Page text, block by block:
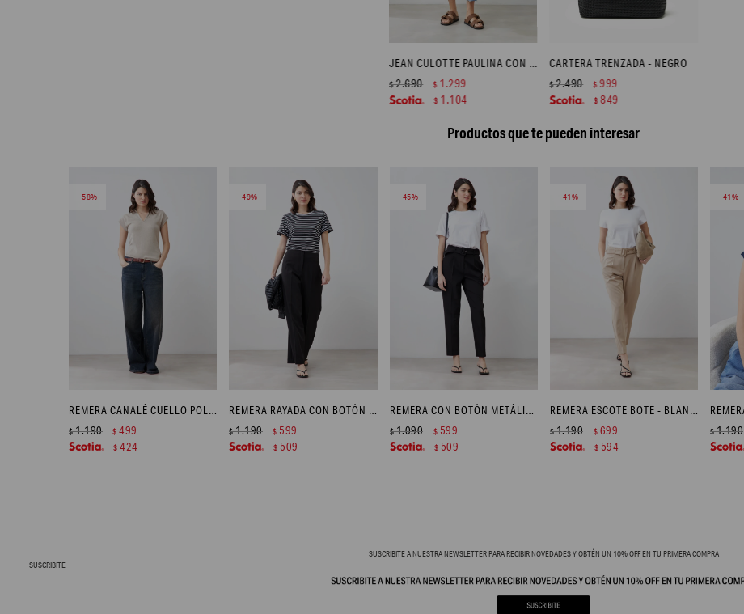
JEAN CULOTTE PAULINA CON BOTONES METÁLICOS - JEAN MEDIO
$2.690 $ 1.299
$ 1.104
CARTERA TRENZADA - NEGRO
$2.490 $999
$849
Productos que te pueden interesar
58
REMERA CANALÉ CUELLO POLO - BEIGE MELANGE
$1.190 $ 499
$ 424
49
REMERA RAYADA CON BOTÓN METÁLICO - NEGRO
$1.190 $ 599
$ 509
45
REMERA CON BOTÓN METÁLICO EN PUÑOS - BLANCO
$1.090 $ 599
$ 509
41
REMERA ESCOTE BOTE - BLANCO
$1.190 $ 699
$ 594
41
$1.190
SUSCRIBITE A NUESTRA NEWSLETTER PARA RECIBIR NOVEDADES Y OBTÉN UN 10% OFF EN TU PRIMERA COMPRA
SUSCRIBITE